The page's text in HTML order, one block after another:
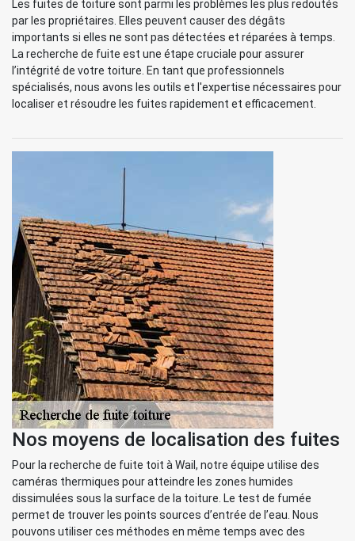
Les fuites de toiture sont parmi les problèmes les plus redoutés
par les propriétaires. Elles peuvent causer des dégâts
importants si elles ne sont pas détectées et réparées à temps.
La recherche de fuite est une étape cruciale pour assurer
l’intégrité de votre toiture. En tant que professionnels
spécialisés, nous avons les outils et l'expertise nécessaires pour
localiser et résoudre les fuites rapidement et efficacement.
Nos moyens de localisation des fuites
Pour la recherche de fuite toit à Wail, notre équipe utilise des
caméras thermiques pour atteindre les zones humides
dissimulées sous la surface de la toiture. Le test de fumée
permet de trouver les points sources d’entrée de l’eau. Nous
pouvons utiliser ces méthodes en même temps avec des